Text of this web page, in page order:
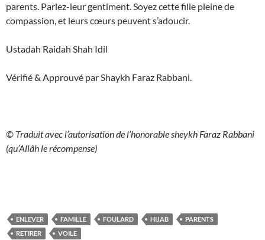
parents. Parlez-leur gentiment. Soyez cette fille pleine de
compassion, et leurs cœurs peuvent s’adoucir.
Ustadah Raidah Shah Idil
Vérifié & Approuvé par Shaykh Faraz Rabbani.
© Traduit avec l’autorisation de l’honorable sheykh Faraz Rabbani
(qu’Allâh le récompense)
ENLEVER FAMILLE FOULARD HIJAB
PARENTS
RETIRER
VOILE